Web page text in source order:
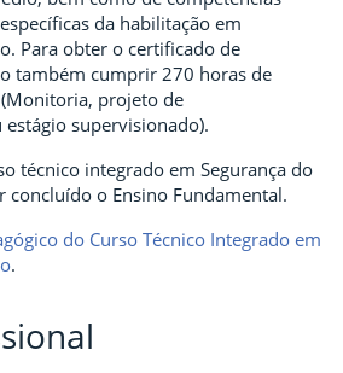
da habilitação em
Para obter o certificado de
também cumprir 270 horas de
projeto de
supervisionado).
técnico integrado em Segurança do
concluído o Ensino Fundamental.
do Curso Técnico Integrado em
.